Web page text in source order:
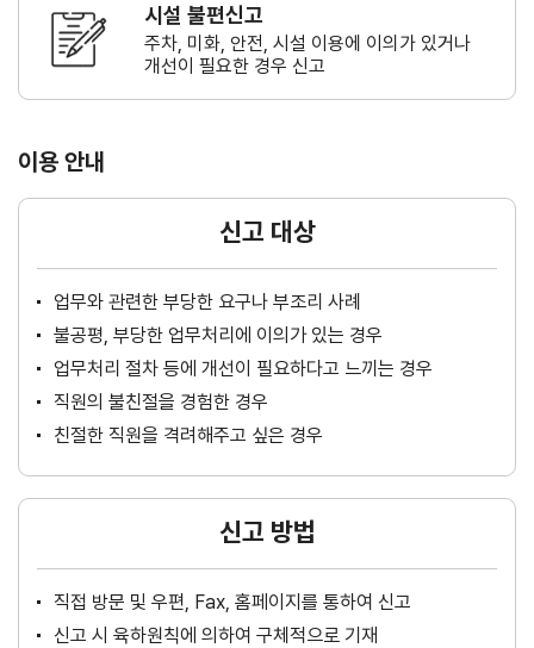
시설 불편신고
주차, 미화, 안전, 시설 이용에 이의가 있거나
개선이 필요한 경우 신고
이용 안내
신고 대상
업무와 관련한 부당한 요구나 부조리 사례
불공평, 부당한 업무처리에 이의가 있는 경우
업무처리 절차 등에 개선이 필요하다고 느끼는 경우
직원의 불친절을 경험한 경우
친절한 직원을 격려해주고 싶은 경우
신고 방법
직접 방문 및 우편, Fax, 홈페이지를 통하여 신고
신고 시 육하원칙에 의하여 구체적으로 기재